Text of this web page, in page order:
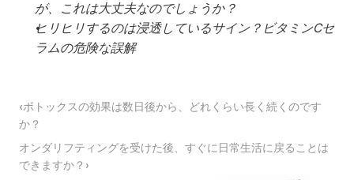
が、これは大丈夫なのでしょうか？
ヒリヒリするのは浸透しているサイン？ビタミンCセ
ラムの危険な誤解
‹ボトックスの効果は数日後から、どれくらい長く続くのです
か？
オンダリフティングを受けた後、すぐに日常生活に戻ることは
できますか？›